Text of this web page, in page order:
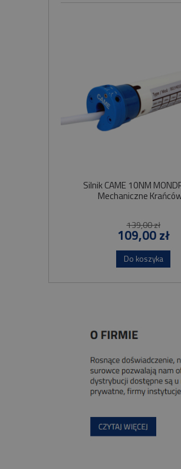
Silnik CAME 10NM
Mechaniczne
139,00 zł
109,00 zł
Do koszyka